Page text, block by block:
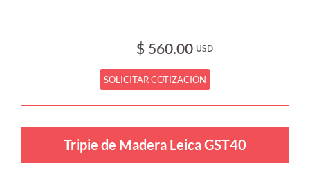
$ 560.00 USD
SOLICITAR COTIZACIÓN
Tripie de Madera Leica GST40